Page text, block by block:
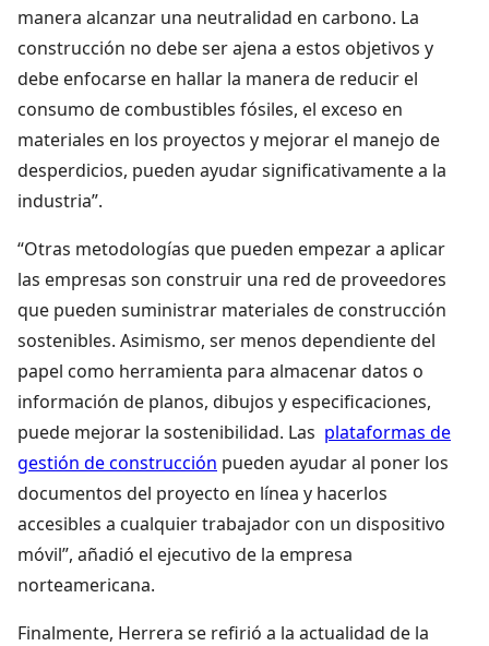
manera alcanzar una neutralidad en carbono. La
construcción no debe ser ajena a estos objetivos y
debe enfocarse en hallar la manera de reducir el
consumo de combustibles fósiles, el exceso en
materiales en los proyectos y mejorar el manejo de
desperdicios, pueden ayudar significativamente a la
industria”.
“Otras metodologías que pueden empezar a aplicar
las empresas son construir una red de proveedores
que pueden suministrar materiales de construcción
sostenibles. Asimismo, ser menos dependiente del
papel como herramienta para almacenar datos o
información de planos, dibujos y especificaciones,
puede mejorar la sostenibilidad. Las plataformas de
gestión de construcción pueden ayudar al poner los
documentos del proyecto en línea y hacerlos
accesibles a cualquier trabajador con un dispositivo
móvil”, añadió el ejecutivo de la empresa
norteamericana.
Finalmente, Herrera se refirió a la actualidad de la